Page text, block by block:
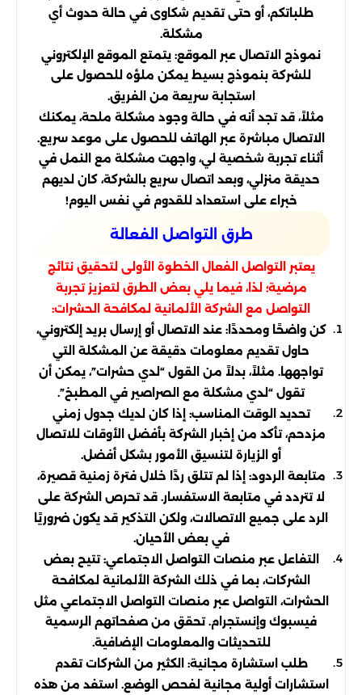
طلباتكم، أو حتى تقديم شكاوى في حالة حدوث أي
مشكلة.
نموذج الاتصال عبر الموقع: يتمتع الموقع الإلكتروني
للشركة بنموذج بسيط يمكن ملؤه للحصول على
استجابة سريعة من الفريق.
مثلاً، قد تجد أنه في حالة وجود مشكلة ملحة، يمكنك
الاتصال مباشرة عبر الهاتف للحصول على موعد سريع.
أثناء تجربة شخصية لي، واجهت مشكلة مع النمل في
حديقة منزلي، وبعد اتصال سريع بالشركة، كان لديهم
خبراء على استعداد للقدوم في نفس اليوم!
طرق التواصل الفعالة
يعتبر التواصل الفعال الخطوة الأولى لتحقيق نتائج
مرضية؛ لذا، فيما يلي بعض الطرق لتعزيز تجربة
التواصل مع الشركة الألمانية لمكافحة الحشرات:
كن واضحًا ومحددًا: عند الاتصال أو إرسال بريد إلكتروني،
حاول تقديم معلومات دقيقة عن المشكلة التي
تواجهها. مثلاً، بدلاً من القول “لدي حشرات”، يمكن أن
تقول “لدي مشكلة مع الصراصير في المطبخ”.
تحديد الوقت المناسب: إذا كان لديك جدول زمني
مزدحم، تأكد من إخبار الشركة بأفضل الأوقات للاتصال
أو الزيارة لتنسيق الأمور بشكل أفضل.
متابعة الردود: إذا لم تتلق ردًا خلال فترة زمنية قصيرة،
لا تتردد في متابعة الاستفسار. قد تحرص الشركة على
الرد على جميع الاتصالات، ولكن التذكير قد يكون ضروريًا
في بعض الأحيان.
التفاعل عبر منصات التواصل الاجتماعي: تتيح بعض
الشركات، بما في ذلك الشركة الألمانية لمكافحة
الحشرات، التواصل عبر منصات التواصل الاجتماعي مثل
فيسبوك وإنستجرام. تحقق من صفحاتهم الرسمية
للتحديثات والمعلومات الإضافية.
طلب استشارة مجانية: الكثير من الشركات تقدم
استشارات أولية مجانية لفحص الوضع. استفد من هذه